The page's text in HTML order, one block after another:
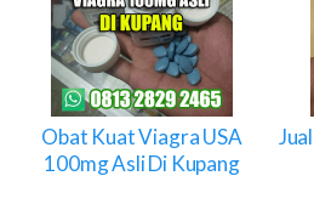
Viagra
Kota
Obat Kuat Viagra USA
100mg Asli Di Kupang